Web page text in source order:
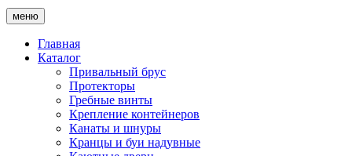
меню
Главная
Каталог
Привальный брус
Протекторы
Гребные винты
Крепление контейнеров
Канаты и шнуры
Кранцы и буи надувные